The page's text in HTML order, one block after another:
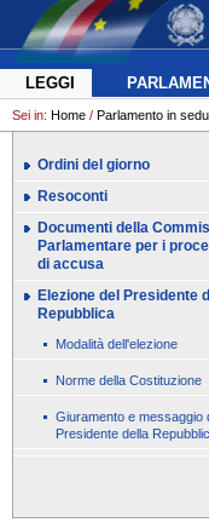
LEGGI
Sei in: Home / Parlamento in
Ordini del giorno
Resoconti
Documenti della
Parlamentare per i
di accusa
Elezione del Presidente
Repubblica
Modalità dell'elezione
Norme della Costituzione
Giuramento e messaggio
Presidente della